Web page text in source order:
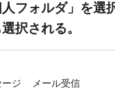
フォルダ」を選
択される。
ージ
メール受信